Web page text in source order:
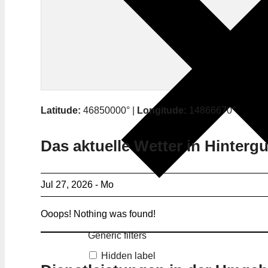
Generic filters
Hidden label
Latitude: 46850000° | Longitude: 14866670°
Das aktuelle Wetter in
Jul 27, 2026 - Mo
Ooops! Nothing was found!